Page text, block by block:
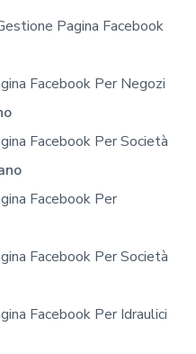
Pagina Facebook
Facebook Per Negozi
Facebook Per Società
Facebook Per
Facebook Per Società
Facebook Per Idraulici